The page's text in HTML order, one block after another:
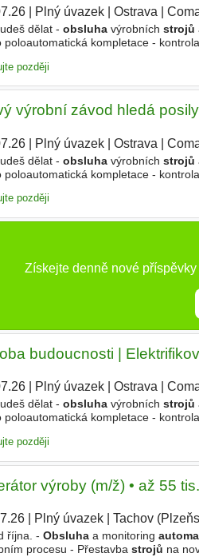
| Plný úvazek| Ostrava
dělat - obsluhavýrobních strojů
poloautomatická kompletace -
později
výrobní závod hledá
| Plný úvazek| Ostrava
dělat - obsluhavýrobních strojů
poloautomatická kompletace -
později
Získejte denně nové
budoucnosti |
| Plný úvazek| Ostrava|
dělat - obsluhavýrobních strojů
poloautomatická kompletace -
později
výroby (m/ž) • až 55
| Plný úvazek| Tachov
října. - Obsluhaa monitoring
procesu - Přestavba strojů na